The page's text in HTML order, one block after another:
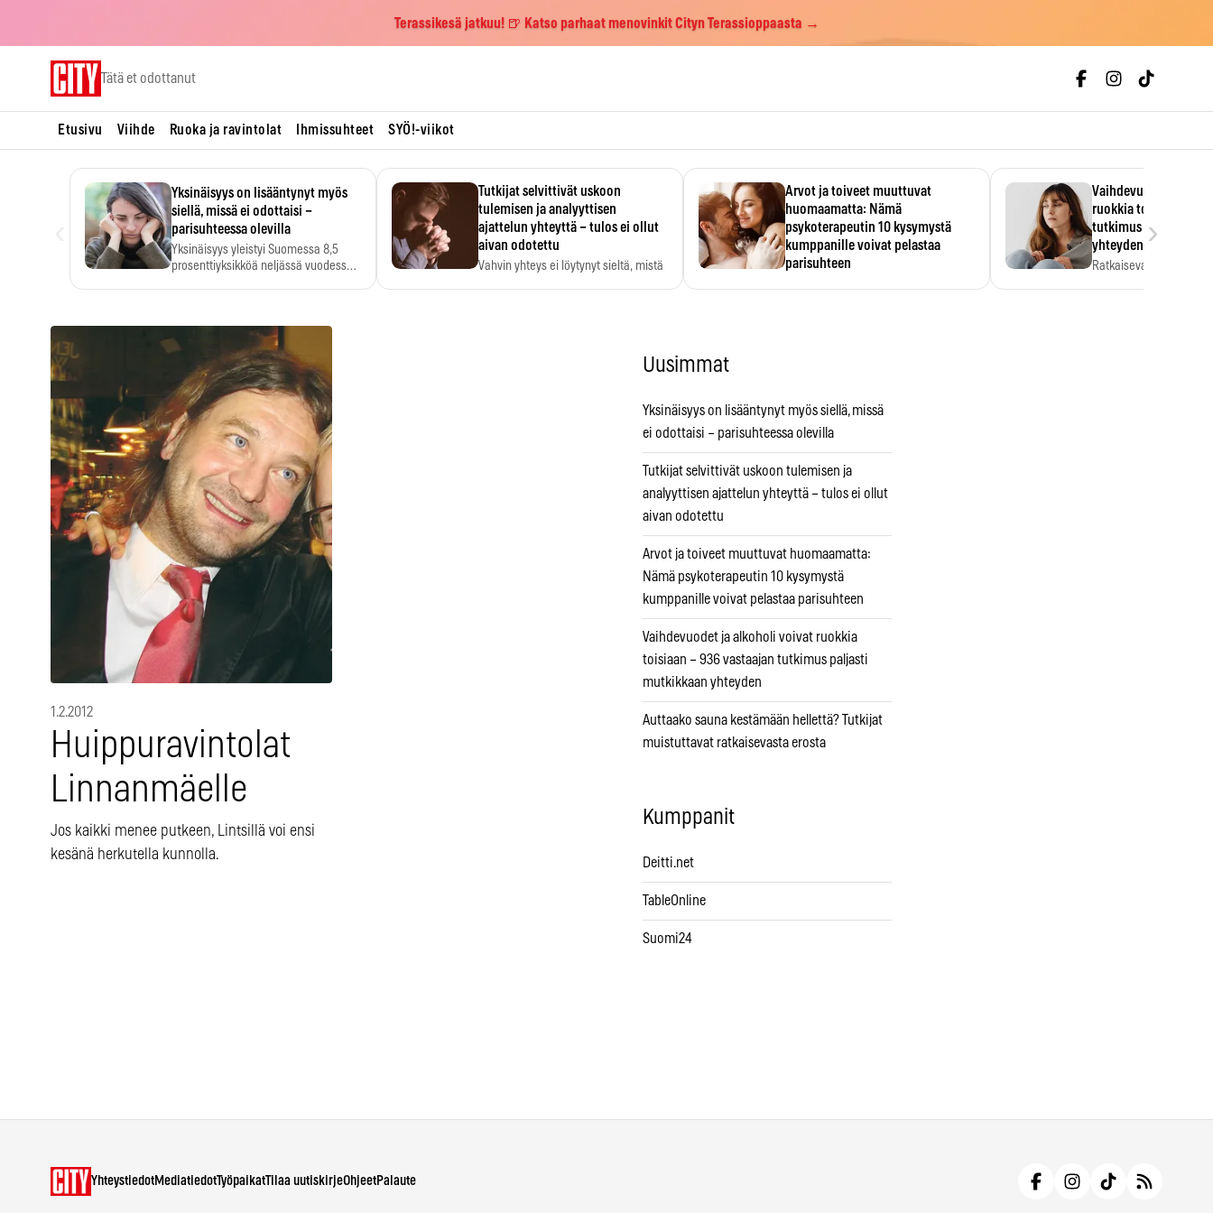
Terassikesä jatkuu! 🍺 Katso parhaat menovinkit Cityn Terassioppaasta →
Tätä et odottanut
Etusivu Viihde Ruoka ja ravintolat Ihmissuhteet SYÖ!-viikot
Yksinäisyys on lisääntynyt myös
siellä, missä ei odottaisi –
parisuhteessa olevilla
Yksinäisyys yleistyi Suomessa 8,5
prosenttiyksikköä neljässä vuodessa.
Tutkijat selvittivät uskoon
tulemisen ja analyyttisen
ajattelun yhteyttä – tulos ei ollut
aivan odotettu
Vahvin yhteys ei löytynyt sieltä, mistä
Arvot ja toiveet muuttuvat
huomaamatta: Nämä
psykoterapeutin 10 kysymystä
kumppanille voivat pelastaa
parisuhteen
Vaihdevuodet ja
ruokkia toisiaan –
tutkimus paljasti
yhteyden
Ratkaiseva tekijä ei
›
1.2.2012
Huippuravintolat
Linnanmäelle
Jos kaikki menee putkeen, Lintsillä voi ensi
kesänä herkutella kunnolla.
Uusimmat
Yksinäisyys on lisääntynyt myös siellä, missä
ei odottaisi – parisuhteessa olevilla
Tutkijat selvittivät uskoon tulemisen ja
analyyttisen ajattelun yhteyttä – tulos ei ollut
aivan odotettu
Arvot ja toiveet muuttuvat huomaamatta:
Nämä psykoterapeutin 10 kysymystä
kumppanille voivat pelastaa parisuhteen
Vaihdevuodet ja alkoholi voivat ruokkia
toisiaan – 936 vastaajan tutkimus paljasti
mutkikkaan yhteyden
Auttaako sauna kestämään hellettä? Tutkijat
muistuttavat ratkaisevasta erosta
Kumppanit
Deitti.net
TableOnline
Suomi24
YhteystiedotMediatiedotTyöpaikatTilaa uutiskirjeOhjeetPalaute